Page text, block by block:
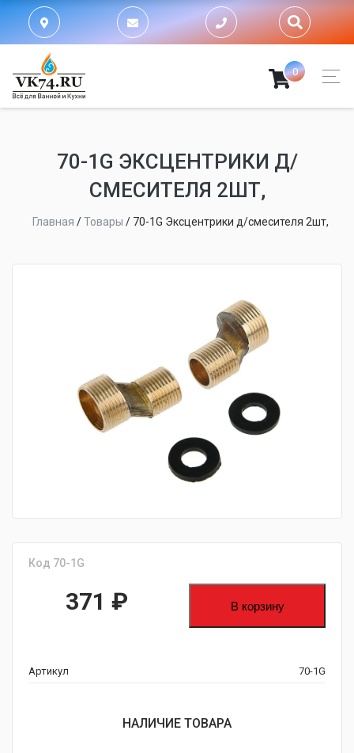
0
70-1G ЭКСЦЕНТРИКИ Д/
СМЕСИТЕЛЯ 2ШТ,
Главная /Товары / 70-1G Эксцентрики д/смесителя 2шт,
Код 70-1G
371 ₽ В корзину
Артикул 70-1G
НАЛИЧИЕ ТОВАРА